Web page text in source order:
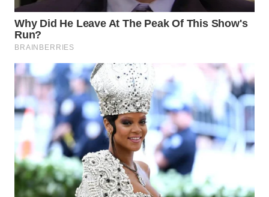
WN
TEBING
TINGGI
PAKPAK
WN
KARAWANG
WN
BEKASI